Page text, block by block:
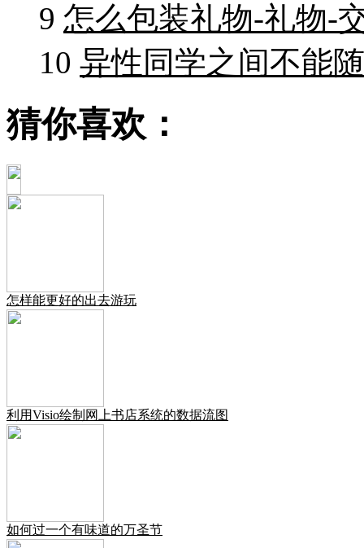
9 怎么包装礼物-礼物-
10 异性同学之间不能
猜你喜欢：
怎样能更好的出去游玩
利用Visio绘制网上书店系统的数据流图
如何过一个有味道的万圣节